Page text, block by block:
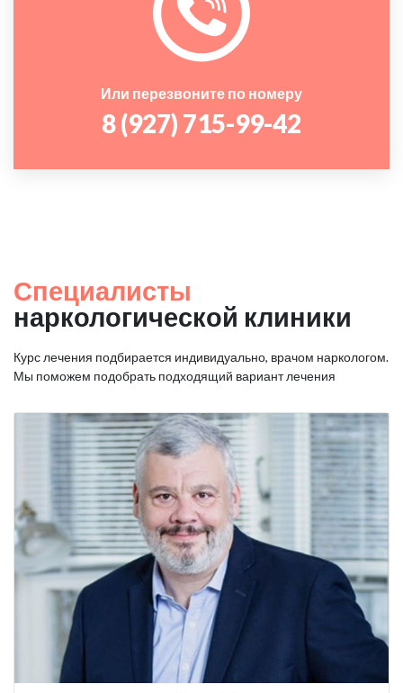
Или перезвоните по номеру
8 (927) 715-99-42
Специалисты
наркологической клиники
Курс лечения подбирается индивидуально, врачом наркологом.
Мы поможем подобрать подходящий вариант лечения